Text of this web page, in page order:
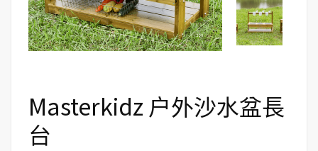
Masterkidz 户外沙水盆長
台